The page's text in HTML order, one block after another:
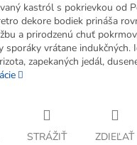
kastról s pokrievkou od
dekore bodiek prináša
a prirodzenú chuť
sporáky vrátane indukčných.
zapekaných jedál,
STRÁŽIŤ ZDIEĽAŤ